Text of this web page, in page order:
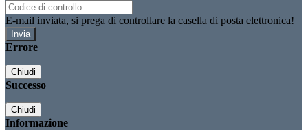
E-mail inviata, si prega di controllare la casella di posta elettronica!
Errore
Chiudi
Successo
Chiudi
Informazione